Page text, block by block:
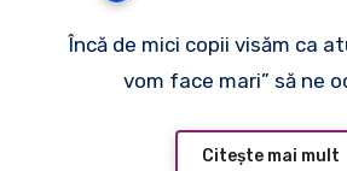
Încă de mici copii visăm ca atunci când „ne
vom face mari” să ne
Citește mai mult